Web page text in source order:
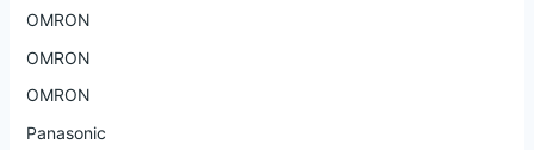
OMRON
OMRON
OMRON
Panasonic